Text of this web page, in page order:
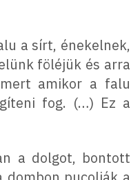
a sírt, énekelnek,
föléjük és arra
amikor a falu
fog. (…) Ez a
a dolgot, bontott